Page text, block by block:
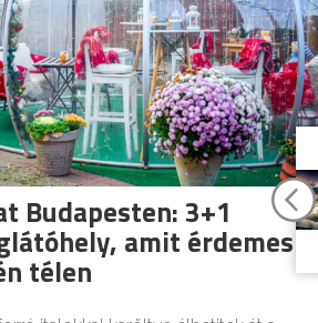
Budapesten: 3+1
amit érdemes
télen